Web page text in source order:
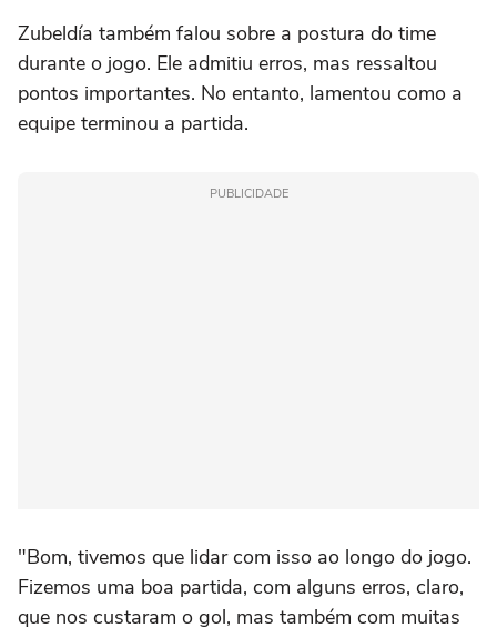
Zubeldía também falou sobre a postura do time
durante o jogo. Ele admitiu erros, mas ressaltou
pontos importantes. No entanto, lamentou como a
equipe terminou a partida.
PUBLICIDADE
"Bom, tivemos que lidar com isso ao longo do jogo.
Fizemos uma boa partida, com alguns erros, claro,
que nos custaram o gol, mas também com muitas